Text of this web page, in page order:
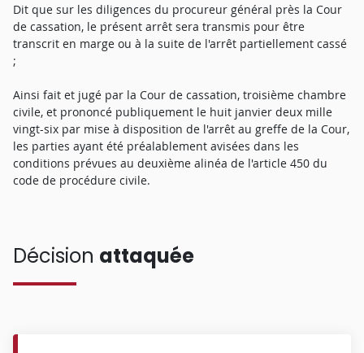
Dit que sur les diligences du procureur général près la Cour
de cassation, le présent arrêt sera transmis pour être
transcrit en marge ou à la suite de l'arrêt partiellement cassé
;
Ainsi fait et jugé par la Cour de cassation, troisième chambre
civile, et prononcé publiquement le huit janvier deux mille
vingt-six par mise à disposition de l'arrêt au greffe de la Cour,
les parties ayant été préalablement avisées dans les
conditions prévues au deuxième alinéa de l'article 450 du
code de procédure civile.
Décision attaquée